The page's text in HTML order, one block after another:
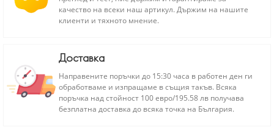
качество на всеки наш артикул. Държим на нашите
клиенти и тяхното мнение.
Доставка
Направените поръчки до 15:30 часа в работен ден ги
обработваме и изпращаме в същия такъв. Всяка
поръчка над стойност 100 евро/195.58 лв получава
безплатна доставка до всяка точка на България.